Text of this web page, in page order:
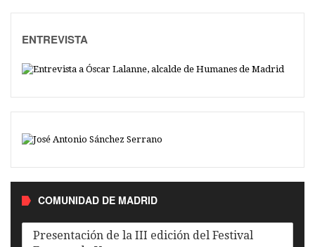
ENTREVISTA
COMUNIDAD DE MADRID
Presentación de la III edición del Festival